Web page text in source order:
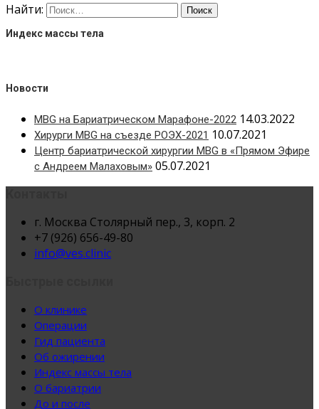
Найти:
Индекс массы тела
Новости
MBG на Бариатрическом Марафоне-2022 14.03.2022
Хирурги MBG на съезде РОЭХ-2021 10.07.2021
Центр бариатрической хирургии MBG в «Прямом Эфире
с Андреем Малаховым» 05.07.2021
г. Москва Столярный пер., 3, корп. 2
+7 (926) 656-49-80
info@ves.clinic
О клинике
Операции
Гид пациента
Об ожирении
Индекс массы тела
О бариатрии
До и после